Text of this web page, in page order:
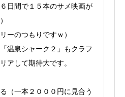
日間で１５本のサメ映画が
ーのつもりですｗ）
温泉シャーク２」もクラフ
アして期待大です。
（一本２０００円に見合う